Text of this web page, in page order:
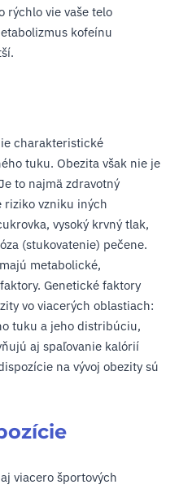
rýchlo vie vaše telo
kofeínu
charakteristické
tuku. Obezita však nie je
to najmä zdravotný
riziko vzniku iných
vysoký krvný tlak,
(stukovatenie) pečene.
metabolické,
Genetické faktory
vo viacerých oblastiach:
tuku a jeho distribúciu,
aj spaľovanie kalórií
na vývoj obezity sú
viacero športových